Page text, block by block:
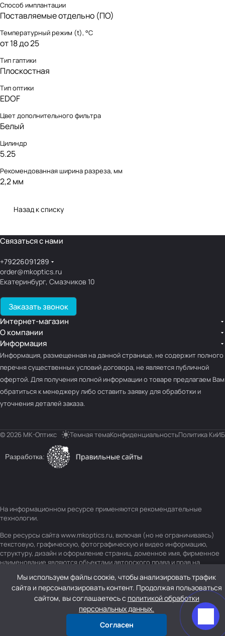
Способ имплантации
Поставляемые отдельно (ПО)
Температурный режим (t), °С
от 18 до 25
Тип гаптики
Плоскостная
Тип оптики
EDOF
Цвет дополнительного фильтра
Белый
Цилиндр
5.25
Рекомендованная ширина разреза, мм
2,2 мм
Назад к списку
Связаться с нами
+79226091289
order@mkoptics.ru
Екатеринбург, Смазчиков 10
Заказать звонок
Интернет-магазин
О компании
Информация
Информация, размещенная на данной странице, не содержит полного
перечня существенных условий договора, не является публичной
офертой. Для получения полной информации о товаре предлагаем Вам
обратиться к менеджеру либо оставить заявку для обработки и
уточнения деталей заказа.
© 2026 МК-Оптикс Темная темаКонфиденциальностьПолитика КиИБ
Разработка:
На информационном ресурсе применяются рекомендательные
технологии.
Все ресурсы сайта www.mkoptics.ru, включая (но не ограничиваясь)
текстовую, графическую, фотографическую и видео информацию,
структуру, дизайн и оформление страниц, доменное имя, фирменное
наименование являются объектами авторского права и прав на
законодательством и международными соглашениями об охране
авторских прав.Читать далее
Мы используем файлы соокіе, чтобы анализировать трафик
сайта и персонализировать контент. Продолжая пользоваться
сайтом, вы соглашаетесь с политикой обработки
персональных данных.
Согласен